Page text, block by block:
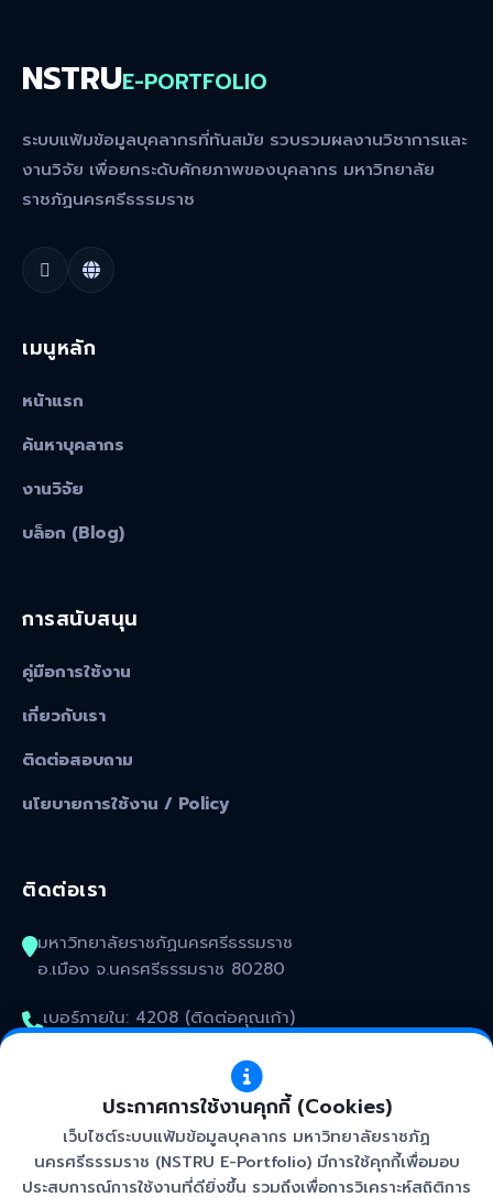
NSTRUE-PORTFOLIO
ระบบแฟ้มข้อมูลบุคลากรที่ทันสมัย รวบรวมผลงานวิชาการและ
งานวิจัย เพื่อยกระดับศักยภาพของบุคลากร มหาวิทยาลัย
ราชภัฏนครศรีธรรมราช
เมนูหลัก
หน้าแรก
ค้นหาบุคลากร
งานวิจัย
บล็อก (Blog)
การสนับสนุน
คู่มือการใช้งาน
เกี่ยวกับเรา
ติดต่อสอบถาม
นโยบายการใช้งาน / Policy
ติดต่อเรา
มหาวิทยาลัยราชภัฏนครศรีธรรมราช
อ.เมือง จ.นครศรีธรรมราช 80280
เบอร์ภายใน: 4208 (ติดต่อคุณเก้า)
kunakorn_won@nstru.ac.th
ประกาศการใช้งานคุกกี้ (Cookies)
เว็บไซต์ระบบแฟ้มข้อมูลบุคลากร มหาวิทยาลัยราชภัฏ
นครศรีธรรมราช (NSTRU E-Portfolio) มีการใช้คุกกี้เพื่อมอบ
ประสบการณ์การใช้งานที่ดียิ่งขึ้น รวมถึงเพื่อการวิเคราะห์สถิติการ